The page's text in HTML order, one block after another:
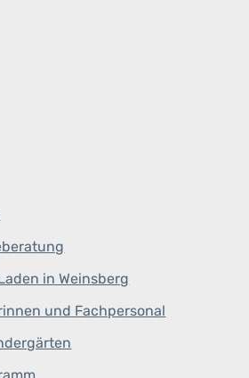
in Weinsberg
und Fachpersonal